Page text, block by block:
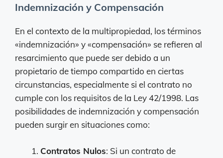
Indemnización y Compensación
En el contexto de la multipropiedad, los términos
«indemnización» y «compensación» se refieren al
resarcimiento que puede ser debido a un
propietario de tiempo compartido en ciertas
circunstancias, especialmente si el contrato no
cumple con los requisitos de la Ley 42/1998. Las
posibilidades de indemnización y compensación
pueden surgir en situaciones como:
Contratos Nulos: Si un contrato de